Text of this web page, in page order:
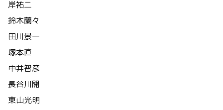
岸祐二
鈴木蘭々
田川景一
塚本直
中井智彦
長谷川開
東山光明